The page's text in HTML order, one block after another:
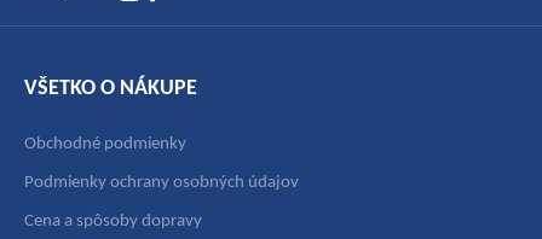
VŠETKO O NÁKUPE
Obchodné podmienky
Podmienky ochrany osobných údajov
Cena a spôsoby dopravy